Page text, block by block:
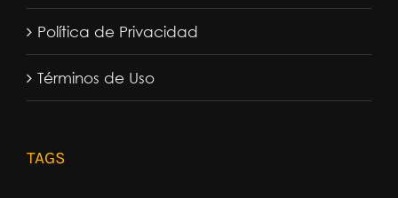
Política de Privacidad
Términos de Uso
TAGS